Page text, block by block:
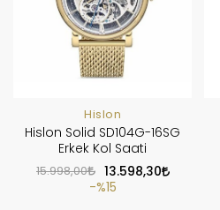
Hislon
Hislon Solid SD104G-16SG
Erkek Kol Saati
15.998,00
13.598,30
%15